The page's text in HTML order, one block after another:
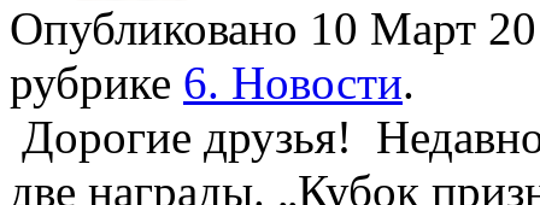
Опубликовано 10 Март
рубрике 6. Новости.
Дорогие друзья!
две награды. „Кубок